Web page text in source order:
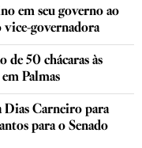
em seu governo ao
governadora
de 50 chácaras às
Palmas
Dias Carneiro para
para o Senado